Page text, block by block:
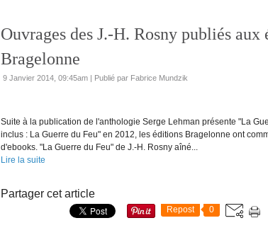
Ouvrages des J.-H. Rosny publiés aux
Bragelonne
9 Janvier 2014, 09:45am | Publié par Fabrice Mundzik
Suite à la publication de l'anthologie Serge Lehman présente "La
inclus : La Guerre du Feu" en 2012, les éditions Bragelonne ont
d'ebooks. "La Guerre du Feu" de J.-H. Rosny aîné...
Lire la suite
Partager cet article
Repost 0